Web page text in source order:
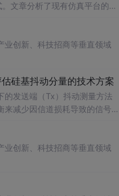
文章分析了现有仿真平台的适
创新、科技招商等垂直领域
硅基抖动分量的技术方案
发送端（Tx）抖动测量方法
来减少因信道损耗导致的信号
创新、科技招商等垂直领域